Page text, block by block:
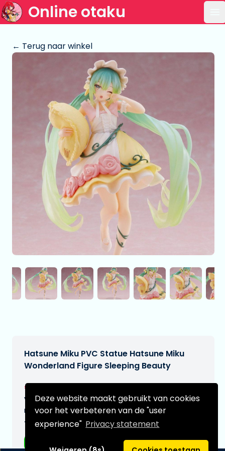
Deze website maakt gebruikt van cookies
voor het verbeteren van de "user
experience" Privacy statement
Online otaku
← Terug naar winkel
Hatsune Miku PVC Statue Hatsune Miku
Wonderland Figure Sleeping Beauty
€32,99
Verwachtte leverdatum:
n.v.t.
Type: